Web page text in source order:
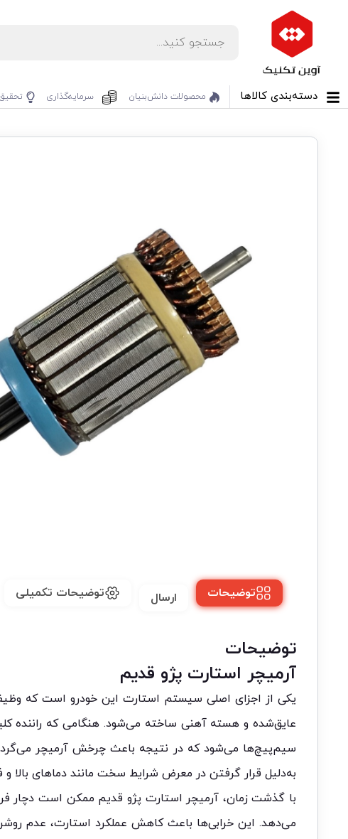
دسته‌بندی کالاها محصولات دانش‌بنیان‌ سرمایه‌گذاری
توضیحات ارسال توضیحات تکمیلی
توضیحات
آرمیچر استارت پژو قدیم
یکی از اجزای اصلی سیستم استارت این خودرو است که
عایق‌شده و هسته آهنی ساخته می‌شود. هنگامی که راننده
سیم‌پیچ‌ها می‌شود که در نتیجه باعث چرخش آرمیچر
به‌دلیل قرار گرفتن در معرض شرایط سخت مانند دماهای بالا و
با گذشت زمان، آرمیچر استارت پژو قدیم ممکن است
می‌دهد. این خرابی‌ها باعث کاهش عملکرد استارت، عدم